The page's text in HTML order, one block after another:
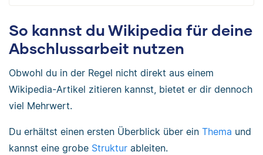
So kannst du Wikipedia für deine
Abschlussarbeit nutzen
Obwohl du in der Regel nicht direkt aus einem
Wikipedia-Artikel zitieren kannst, bietet er dir dennoch
viel Mehrwert.
Du erhältst einen ersten Überblick über ein Thema und
kannst eine grobe Struktur ableiten.